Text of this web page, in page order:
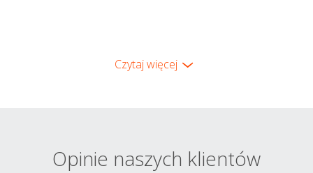
Czytaj więcej
Opinie naszych klientów